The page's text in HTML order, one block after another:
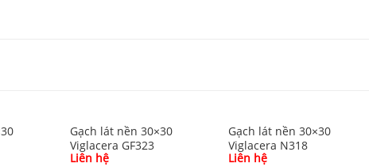
Gạch lát nền 30×30
Viglacera GF323
Liên hệ
Gạch lát nền 30×30
Viglacera N318
Liên hệ